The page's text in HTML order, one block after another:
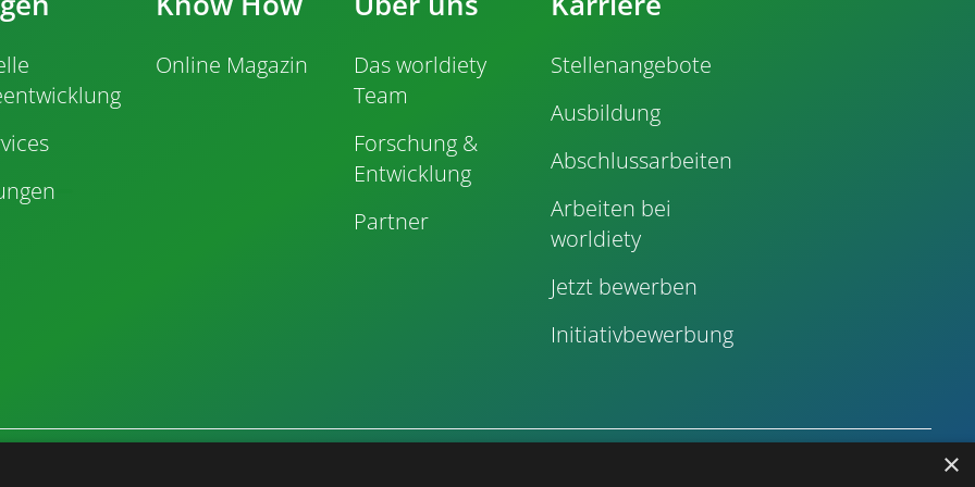
Online Magazin
Das worldiety
Team
Forschung &
Entwicklung
Partner
Stellenangebote
Ausbildung
Abschlussarbeiten
Arbeiten bei
worldiety
Jetzt bewerben
Initiativbewerbung
×